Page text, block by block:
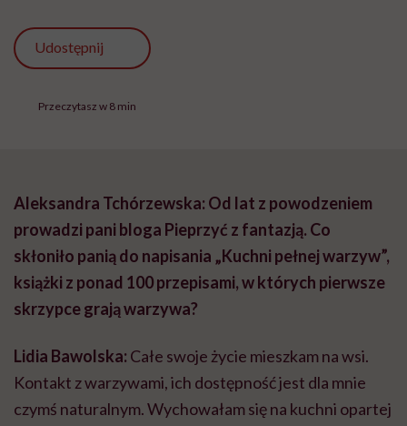
Udostępnij
Przeczytasz w 8 min
Aleksandra Tchórzewska: Od lat z powodzeniem
prowadzi pani bloga Pieprzyć z fantazją. Co
skłoniło panią do napisania „Kuchni pełnej warzyw”,
książki z ponad 100 przepisami, w których pierwsze
skrzypce grają warzywa?
Lidia Bawolska: Całe swoje życie mieszkam na wsi.
Kontakt z warzywami, ich dostępność jest dla mnie
czymś naturalnym. Wychowałam się na kuchni opartej